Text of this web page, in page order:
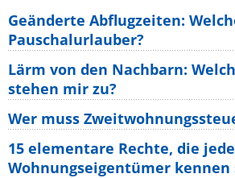
Geänderte Abflugzeiten:
Pauschalurlauber?
Lärm von den Nachbarn:
stehen mir zu?
Wer muss
15 elementare Rechte, die
Wohnungseigentümer kennen